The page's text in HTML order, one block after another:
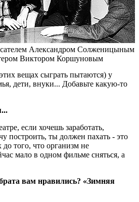
Александром Солженицыным
Виктором Коршуновым
вещах сыграть пытаются) у
дети, внуки... Добавьте какую-то
если хочешь заработать,
построить, ты должен пахать - это
до того, что организм не
мало в одном фильме сняться, а
вам нравились? «Зимняя